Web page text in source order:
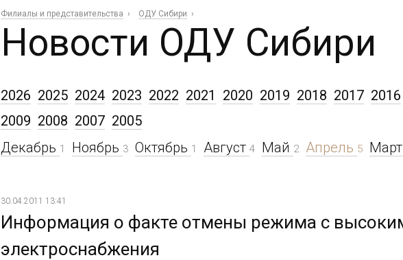
Филиалы и представительства ОДУ Сибири
Новости ОДУ Сибири
2026 2025 2024 2023 2022 2021 2020 2019 2018 2017 2016
Декабрь 1 Ноябрь 3 Октябрь 1 Август 4 Май 2 Апрель 5 Март
2009 2008 2007 2005
30.04.2011 13:41
Информация о факте отмены режима с
электроснабжения